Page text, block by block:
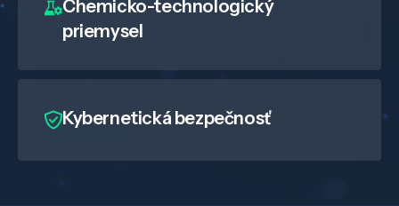
Chemicko-technologický
priemysel
Kybernetická bezpečnosť